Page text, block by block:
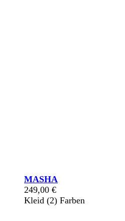
MASHA
249,00 €
Kleid (2) Farben